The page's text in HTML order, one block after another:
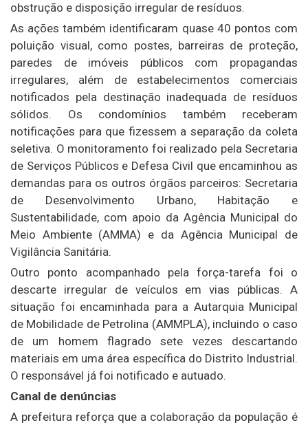
obstrução e disposição irregular de resíduos.
As ações também identificaram quase 40 pontos com
poluição visual, como postes, barreiras de proteção,
paredes de imóveis públicos com propagandas
irregulares, além de estabelecimentos comerciais
notificados pela destinação inadequada de resíduos
sólidos. Os condomínios também receberam
notificações para que fizessem a separação da coleta
seletiva. O monitoramento foi realizado pela Secretaria
de Serviços Públicos e Defesa Civil que encaminhou as
demandas para os outros órgãos parceiros: Secretaria
de Desenvolvimento Urbano, Habitação e
Sustentabilidade, com apoio da Agência Municipal do
Meio Ambiente (AMMA) e da Agência Municipal de
Vigilância Sanitária.
Outro ponto acompanhado pela força-tarefa foi o
descarte irregular de veículos em vias públicas. A
situação foi encaminhada para a Autarquia Municipal
de Mobilidade de Petrolina (AMMPLA), incluindo o caso
de um homem flagrado sete vezes descartando
materiais em uma área específica do Distrito Industrial.
O responsável já foi notificado e autuado.
Canal de denúncias
A prefeitura reforça que a colaboração da população é